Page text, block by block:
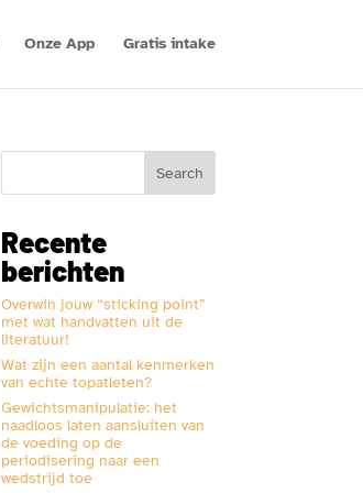
Onze App Gratis intake
Search
Recente
berichten
Overwin jouw “sticking point”
met wat handvatten uit de
literatuur!
Wat zijn een aantal kenmerken
van echte topatleten?
Gewichtsmanipulatie: het
naadloos laten aansluiten van
de voeding op de
periodisering naar een
wedstrijd toe